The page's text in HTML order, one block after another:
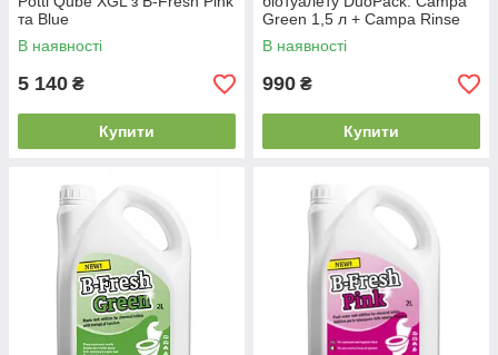
та Blue
В наявності
5 140 ₴
Купити
Green 1,5 л + Campa Rinse
1,5 л
В наявності
990 ₴
Купити